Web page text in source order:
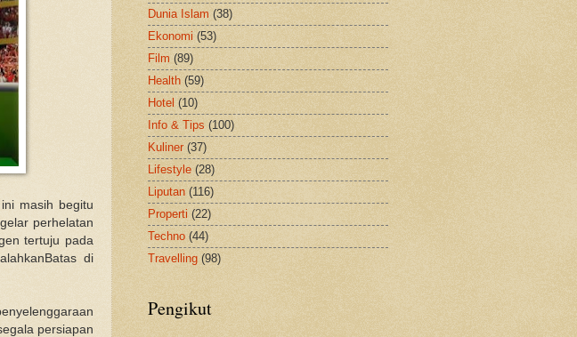
masih begitu
perhelatan
tertuju pada
di
persiapan
Dunia Islam (38)
Ekonomi (53)
Film (89)
Health (59)
Hotel (10)
Info & Tips (100)
Kuliner (37)
Lifestyle (28)
Liputan (116)
Properti (22)
Techno (44)
Travelling (98)
Pengikut